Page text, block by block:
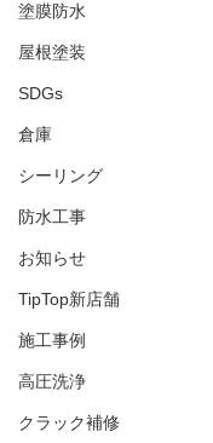
塗膜防水
屋根塗装
SDGs
倉庫
シーリング
防水工事
お知らせ
TipTop新店舗
施工事例
高圧洗浄
クラック補修